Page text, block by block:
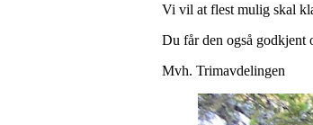
Vi vil at flest mulig skal
Du får den også godkjent
Mvh. Trimavdelingen